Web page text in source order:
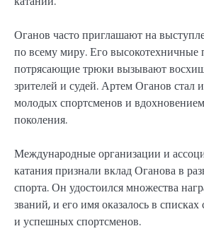
Оганов часто приглашают на
по всему миру. Его
потрясающие трюки вызывают
зрителей и судей. Артем Оганов стал
молодых спортсменов и
поколения.
Международные организации и
катания признали вклад Оганова в
спорта. Он удостоился множества
званий, и его имя оказалось в
и успешных спортсменов.